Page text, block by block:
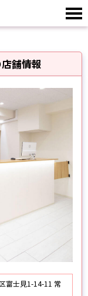
舗情報
富士見1-14-11 常